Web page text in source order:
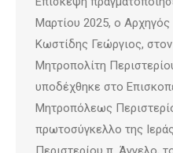
Μαρτίου 2025, ο Αρχηγός
Κωστίδης Γεώργιος,
Μητροπολίτη
υποδέχθηκε στο
Μητροπόλεως
πρωτοσύγκελλο της